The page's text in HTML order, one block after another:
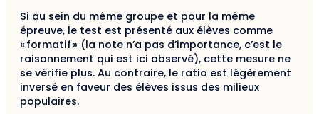
Si au sein du même groupe et pour la même
épreuve, le test est présenté aux élèves comme
« formatif » (la note n’a pas d’importance, c’est le
raisonnement qui est ici observé), cette mesure ne
se vérifie plus. Au contraire, le ratio est légèrement
inversé en faveur des élèves issus des milieux
populaires.